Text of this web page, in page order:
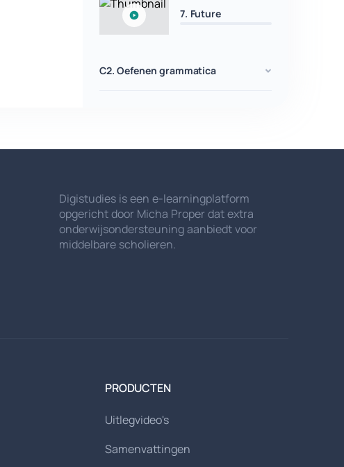
7. Future
C2. Oefenen grammatica
Digistudies is een e-learningplatform
opgericht door Micha Proper dat extra
onderwijsondersteuning aanbiedt voor
middelbare scholieren.
PRODUCTEN
Uitlegvideo's
Samenvattingen